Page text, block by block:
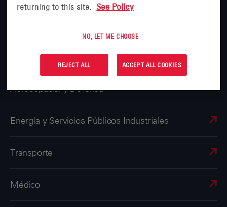
Centros de datos
Aeroespacial y Defensa
Energía y Servicios Públicos Industriales
Transporte
Médico
returning to this site. See Policy
NO, LET ME CHOOSE
REJECT ALL ACCEPT ALL COOKIES